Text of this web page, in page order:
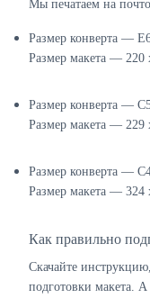
Мы печатаем на
Размер конверта —
Размер макета — 220
Размер конверта —
Размер макета — 229
Размер конверта —
Размер макета — 324
Как правильно
Скачайте
подготовки макета.